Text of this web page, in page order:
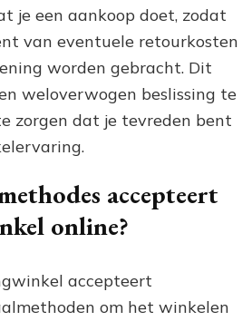
je een aankoop doet, zodat
van eventuele retourkosten
worden gebracht. Dit
weloverwogen beslissing te
zorgen dat je tevreden bent
accepteert
online?
accepteert
om het winkelen